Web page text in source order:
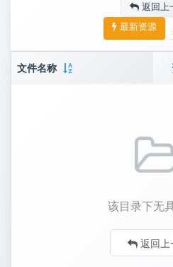
返回上
最新资源
文件名称
该目录下无
返回上